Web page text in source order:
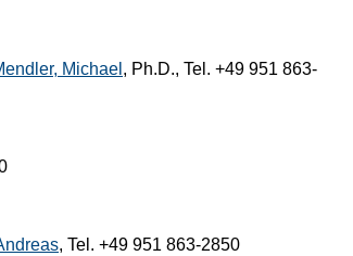
Michael , Ph.D., Tel. +49 951 863-
, Tel. +49 951 863-2850